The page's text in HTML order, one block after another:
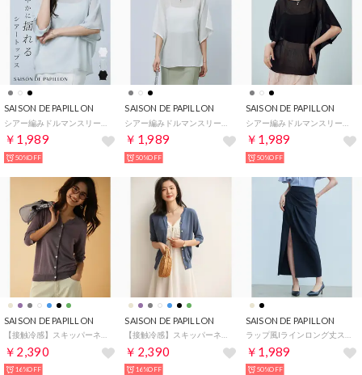
SAISON DE PAPILLON
￥1,989
50%OFF
SAISON DE PAPILLON
￥1,989
50%OFF
SAISON DE PAPILLON
￥1,989
50%OFF
SAISON DE PAPILLON
￥2,390
16%OFF
SAISON DE PAPILLON
￥2,390
16%OFF
SAISON DE PAPILLON
￥1,989
50%OFF